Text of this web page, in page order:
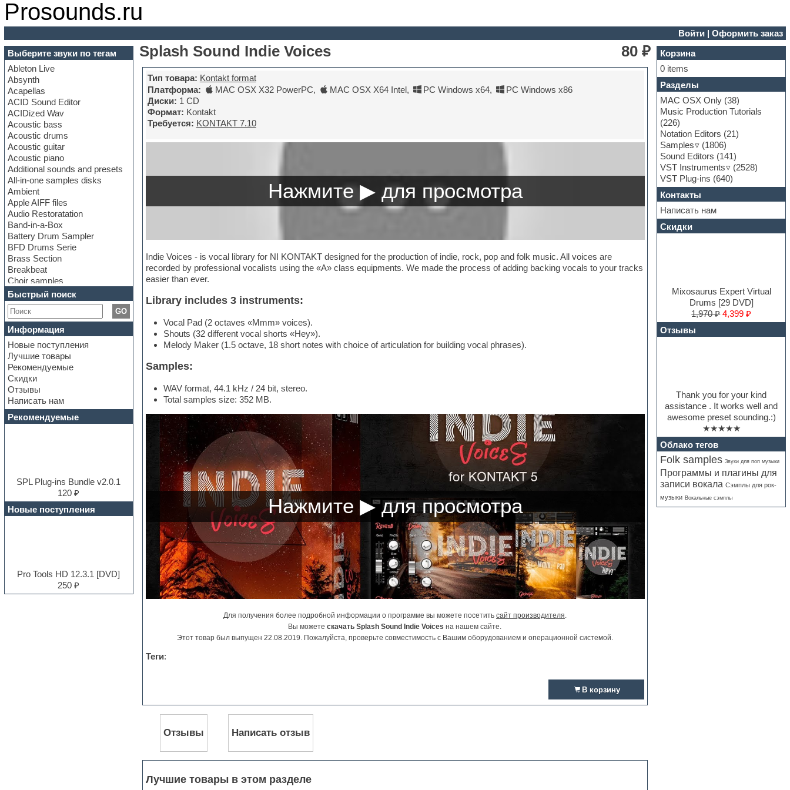
Prosounds.ru
Войти |Оформить заказ
Выберите звуки по тегам
Ableton Live
Absynth
Acapellas
ACID Sound Editor
ACIDized Wav
Acoustic bass
Acoustic drums
Acoustic guitar
Acoustic piano
Additional sounds and presets
All-in-one samples disks
Ambient
Apple AIFF files
Audio Restoratation
Band-in-a-Box
Battery Drum Sampler
BFD Drums Serie
Brass Section
Breakbeat
Choir samples
Chris Hein Samples
Cinematic samples
Club bass
Club leads
Club sounds
Construction kits
Convolution
Cubase
Dance drums
Dance music production
tutorials
DAW
Disco samples
Dubstep
E-MU Samples
Electric bass
Electric guitar
Experimental
EXS24 Instruments
Finale
Быстрый поиск
GO
Информация
Новые поступления
Лучшие товары
Рекомендуемые
Скидки
Отзывы
Написать нам
Рекомендуемые
SPL Plug-ins Bundle v2.0.1
120 ₽
Новые поступления
Pro Tools HD 12.3.1 [DVD]
250 ₽
Splash Sound Indie Voices 80 ₽
Тип товара: Kontakt format
Платформа:
MAC OSX X32 PowerPC, MAC OSX X64 Intel, PC Windows x64,
PC Windows x86
Диски: 1 CD
Формат: Kontakt
Требуется: KONTAKT 7.10
Indie Voices - is vocal library for NI KONTAKT designed for the production of indie, rock, pop and folk music. All voices are
recorded by professional vocalists using the «A» class equipments. We made the process of adding backing vocals to your tracks
easier than ever.
Library includes 3 instruments:
Vocal Pad (2 octaves «Mmm» voices).
Shouts (32 different vocal shorts «Hey»).
Melody Maker (1.5 octave, 18 short notes with choice of articulation for building vocal phrases).
Samples:
WAV format, 44.1 kHz / 24 bit, stereo.
Total samples size: 352 MB.
Для получения более подробной информации о программе вы можете посетить сайт производителя.
Вы можетескачать Splash Sound Indie Voices на нашем сайте.
Этот товар был выпущен 22.08.2019. Пожалуйста, проверьте совместимость с Вашим оборудованием и операционной системой.
Теги:
В корзину
Отзывы Написать отзыв
Лучшие товары в этом разделе
Корзина
0 items
Разделы
MAC OSX Only (38)
Music Production Tutorials
(226)
Notation Editors (21)
Samples
(1806)
Sound Editors (141)
VST Instruments
(2528)
VST Plug-ins (640)
Контакты
Написать нам
Скидки
Mixosaurus Expert Virtual
Drums [29 DVD]
1,970 ₽ 4,399 ₽
Отзывы
Thank you for your kind
assistance . It works well and
awesome preset sounding.:)
★★★★★
Облако тегов
Folk samples Звуки для поп музыки
Программы и плагины для
записи вокала Сэмплы для рок-
музыки Вокальные сэмплы